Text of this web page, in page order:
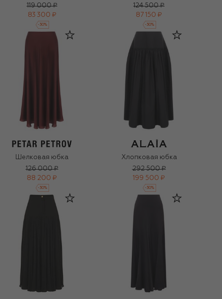
119 000 ₽
83 300 ₽
-30%
124 500 ₽
87 150 ₽
-30%
Шелковая юбка
126 000 ₽
88 200 ₽
-30%
Хлопковая юбка
292 500 ₽
199 500 ₽
-30%